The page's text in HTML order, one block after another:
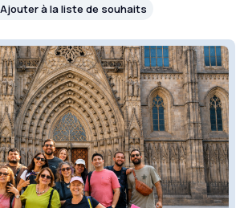
Ajouter à la liste de souhaits